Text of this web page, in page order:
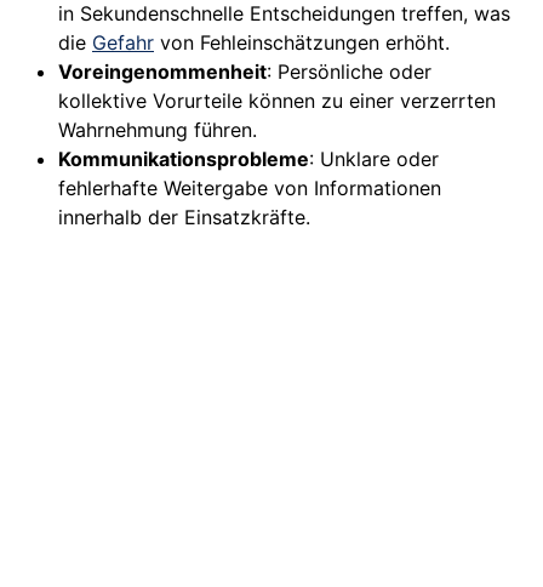
in Sekundenschnelle Entscheidungen treffen, was
die Gefahr von Fehleinschätzungen erhöht.
Voreingenommenheit: Persönliche oder
kollektive Vorurteile können zu einer verzerrten
Wahrnehmung führen.
Kommunikationsprobleme: Unklare oder
fehlerhafte Weitergabe von Informationen
innerhalb der Einsatzkräfte.